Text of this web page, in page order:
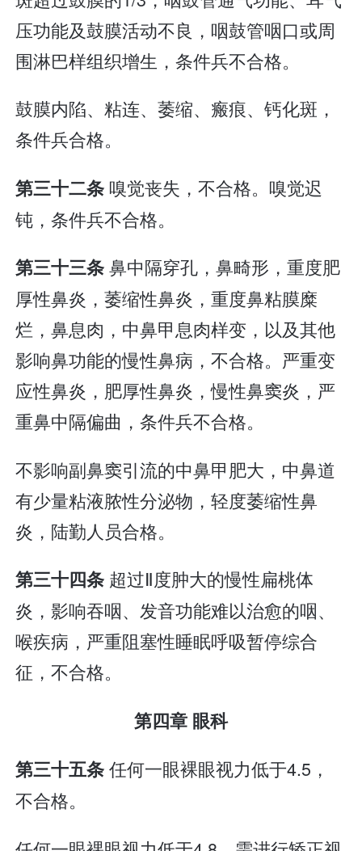
压功能及鼓膜活动不良，咽鼓管咽口或周
围淋巴样组织增生，条件兵不合格。
鼓膜内陷、粘连、萎缩、瘢痕、钙化斑，
条件兵合格。
第三十二条 嗅觉丧失，不合格。嗅觉迟
钝，条件兵不合格。
第三十三条鼻中隔穿孔，鼻畸形，重度肥
厚性鼻炎，萎缩性鼻炎，重度鼻粘膜糜
烂，鼻息肉，中鼻甲息肉样变，以及其他
影响鼻功能的慢性鼻病，不合格。严重变
应性鼻炎，肥厚性鼻炎，慢性鼻窦炎，严
重鼻中隔偏曲，条件兵不合格。
不影响副鼻窦引流的中鼻甲肥大，中鼻道
有少量粘液脓性分泌物，轻度萎缩性鼻
炎，陆勤人员合格。
第三十四条 超过Ⅱ度肿大的慢性扁桃体
炎，影响吞咽、发音功能难以治愈的咽、
喉疾病，严重阻塞性睡眠呼吸暂停综合
征，不合格。
第四章 眼科
第三十五条任何一眼裸眼视力低于4.5，
不合格。